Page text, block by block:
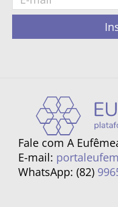
Fale com A
E-mail:
WhatsApp: (82)